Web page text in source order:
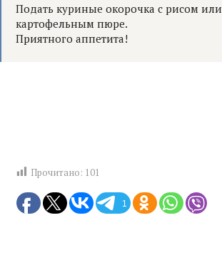
Подать куриные окорочка с рисом или
картофельным пюре.
Приятного аппетита!
Прочитано: 101
1